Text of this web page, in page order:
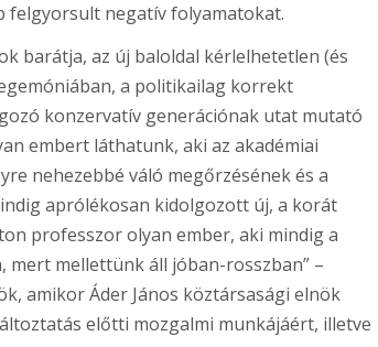
felgyorsult negatív folyamatokat.
barátja, az új baloldal kérlelhetetlen (és
a politikailag korrekt
konzervatív generációnak utat mutató
embert láthatunk, aki az akadémiai
nehezebbé váló megőrzésének és a
aprólékosan kidolgozott új, a korát
professzor olyan ember, aki mindig a
mert mellettünk áll jóban-rosszban” –
amikor Áder János köztársasági elnök
előtti mozgalmi munkájáért, illetve